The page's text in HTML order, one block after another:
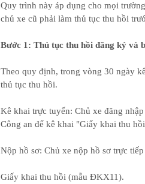
Quy trình này áp dụng cho mọi
chủ xe cũ phải làm thủ tục thu hồi
Bước 1: Thủ tục thu hồi đăng ký và
Theo quy định, trong vòng 30 ngày
thủ tục thu hồi.
Kê khai trực tuyến: Chủ xe đăng
Công an để kê khai "Giấy khai thu
Nộp hồ sơ: Chủ xe nộp hồ sơ trực
Giấy khai thu hồi (mẫu ĐKX11).